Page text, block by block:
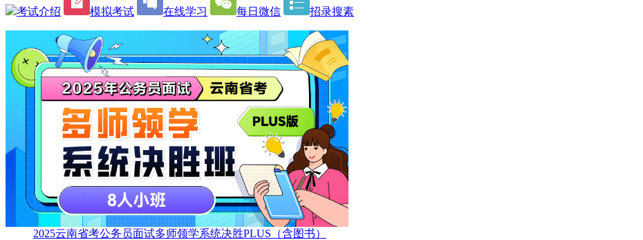
考试介绍 模拟考试 在线学习 每日微信 招录搜素
2025云南省考公务员面试多师领学系统决胜PLUS（含图书）